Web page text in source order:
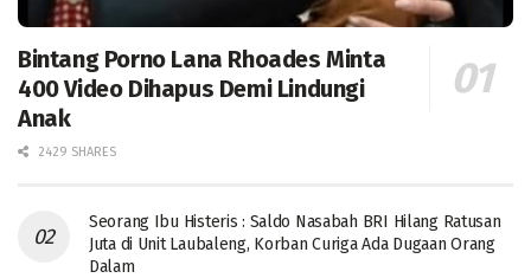
Bintang Porno Lana Rhoades Minta
400 Video Dihapus Demi Lindungi
Anak
2429 SHARES
Seorang Ibu Histeris : Saldo Nasabah BRI Hilang Ratusan
Juta di Unit Laubaleng, Korban Curiga Ada Dugaan Orang
Dalam